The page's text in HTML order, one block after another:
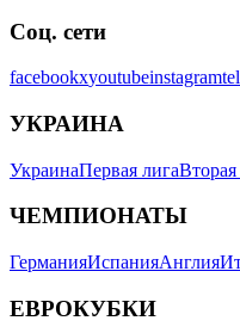
Соц. сети
facebookxyoutubeinstagram
УКРАИНА
УкраинаПервая лигаВторая
ЧЕМПИОНАТЫ
ГерманияИспанияАнглия
ЕВРОКУБКИ